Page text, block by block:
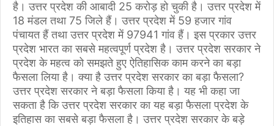
है। उत्तर प्रदेश की आबादी 25 करोड़ हो चुकी है। उत्तर प्रदेश में
18 मंडल तथा 75 जिले हैं। उत्तर प्रदेश में 59 हजार गांव
पंचायत हैं तथा उत्तर प्रदेश में 97941 गांव हैं। इस प्रकार उत्तर
प्रदेश भारत का सबसे महत्वपूर्ण प्रदेश है। उत्तर प्रदेश सरकार ने
प्रदेश के महत्व को समझते हुए ऐतिहासिक काम करने का बड़ा
फैसला लिया है। क्या है उत्तर प्रदेश सरकार का बड़ा फैसला?
उत्तर प्रदेश सरकार ने बड़ा फैसला किया है। यह भी कहा जा
सकता है कि उत्तर प्रदेश सरकार का यह बड़ा फैसला प्रदेश के
इतिहास का सबसे बड़ा फैसला है। उत्तर प्रदेश सरकार के बड़े